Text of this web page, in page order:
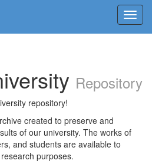
Repository
repository!
created to preserve and
of our university. The works of
and students are available to
purposes.